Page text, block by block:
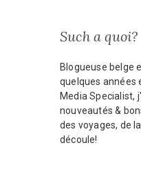
Such a quoi?
Blogueuse belge
quelques années
Media Specialist,
nouveautés &
des voyages, de
découle!